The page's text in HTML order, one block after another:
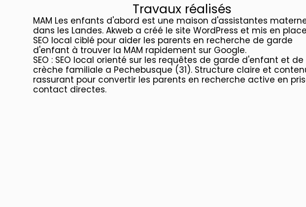
Travaux réalisés
MAM Les enfants d'abord est une maison d'assistantes
dans les Landes. Akweb a créé le site WordPress et mis en
SEO local ciblé pour aider les parents en recherche de garde
d'enfant à trouver la MAM rapidement sur Google.
SEO : SEO local orienté sur les requêtes de garde d'enfant et de
crèche familiale a Pechebusque (31). Structure claire et
rassurant pour convertir les parents en recherche active en
contact directes.